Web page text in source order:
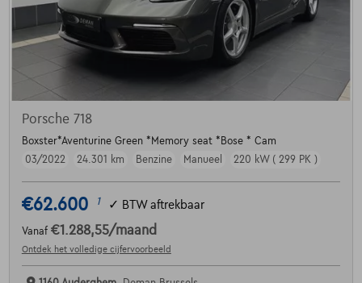
Porsche 718
Boxster*Aventurine Green *Memory seat *Bose * Cam
03/2022
24.301 km Benzine Manueel 220 kW ( 299 PK )
€62.600 1 ✓ BTW aftrekbaar
Vanaf €1.288,55/maand
Ontdek het volledige cijfervoorbeeld